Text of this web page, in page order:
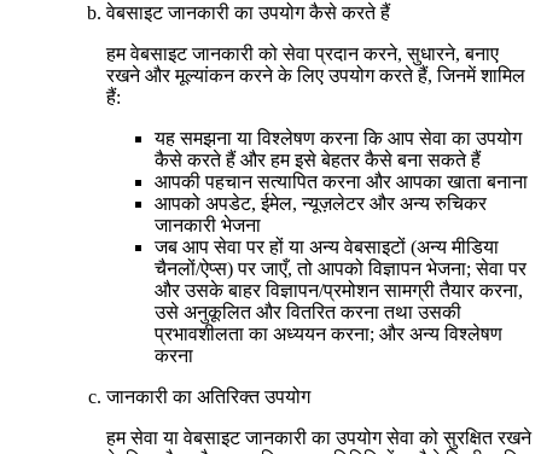
वेबसाइट जानकारी का उपयोग कैसे करते हैं
हम वेबसाइट जानकारी को सेवा प्रदान करने, सुधारने, बनाए
रखने और मूल्यांकन करने के लिए उपयोग करते हैं, जिनमें शामिल
हैं:
यह समझना या विश्लेषण करना कि आप सेवा का उपयोग
कैसे करते हैं और हम इसे बेहतर कैसे बना सकते हैं
आपकी पहचान सत्यापित करना और आपका खाता बनाना
आपको अपडेट, ईमेल, न्यूज़लेटर और अन्य रुचिकर
जानकारी भेजना
जब आप सेवा पर हों या अन्य वेबसाइटों (अन्य मीडिया
चैनलों/ऐप्स) पर जाएँ, तो आपको विज्ञापन भेजना; सेवा पर
और उसके बाहर विज्ञापन/प्रमोशन सामग्री तैयार करना,
उसे अनुकूलित और वितरित करना तथा उसकी
प्रभावशीलता का अध्ययन करना; और अन्य विश्लेषण
करना
जानकारी का अतिरिक्त उपयोग
हम सेवा या वेबसाइट जानकारी का उपयोग सेवा को सुरक्षित रखने